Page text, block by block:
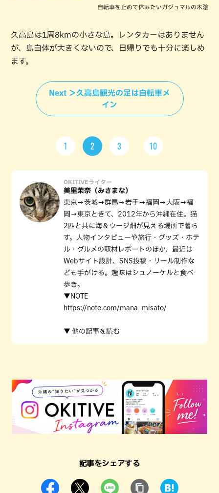
自転車を止めて休みたいガジュマルの木陰
久高島は1周8kmの小さな島。レンタカーはありません
が、島自体が大きくないので、日帰りでも十分に楽しめ
ます。
Next ＞久高島観光の足は自転車メ
イン
1 2 3 10
OKITIVEライター
美里茉奈（みさまな）
東京→茨城→群馬→岩手→福岡→大阪→福
岡→東京ときて、2012年から沖縄在住。猫
2匹と共に海＆ウージ畑が見える場所で暮ら
す。人物インタビューや旅行・グッズ・ホテ
ル・グルメの取材レポートのほか、最近は
Webサイト設計、SNS投稿・リール制作な
ども手がける。趣味はシュノーケルと食べ
歩き。
▼NOTE
https://note.com/mana_misato/
▼ 他の記事を読む
記事をシェアする